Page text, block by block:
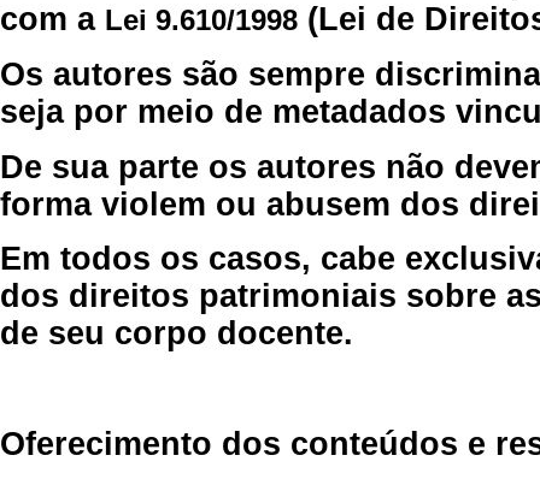
com a Lei 9.610/1998 (Lei de
Os autores são sempre
seja por meio de metadados
De sua parte os autores não
forma violem ou abusem dos
Em todos os casos, cabe
dos direitos patrimoniais sobre
de seu corpo docente.
Oferecimento dos conteúdos e